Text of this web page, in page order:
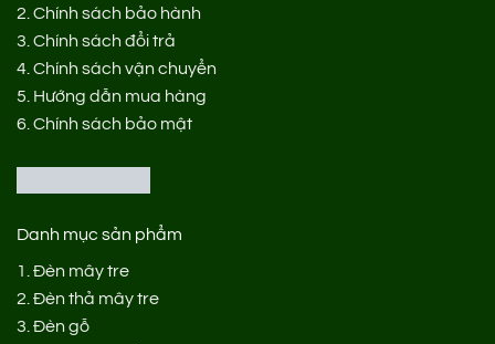
2. Chính sách bảo hành
3. Chính sách đổi trả
4. Chính sách vận chuyển
5. Hướng dẫn mua hàng
6. Chính sách bảo mật
Danh mục sản phẩm
1. Đèn mây tre
2. Đèn thả mây tre
3. Đèn gỗ